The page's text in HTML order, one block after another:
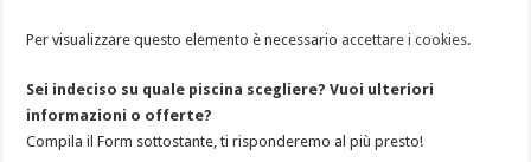
Per visualizzare questo elemento è necessario accettare i cookies.
Sei indeciso su quale piscina scegliere? Vuoi ulteriori
informazioni o offerte?
Compila il Form sottostante, ti risponderemo al più presto!